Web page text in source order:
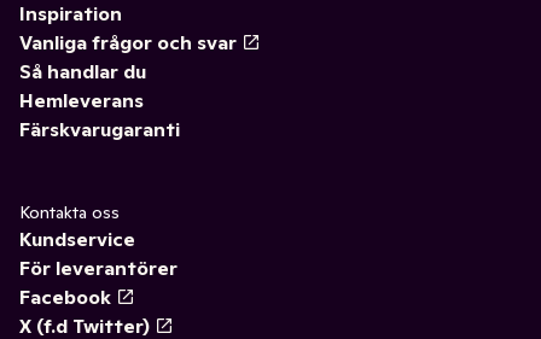
Inspiration
Vanliga frågor och svar
Så handlar du
Hemleverans
Färskvarugaranti
Kontakta oss
Kundservice
För leverantörer
Facebook
X (f.d Twitter)